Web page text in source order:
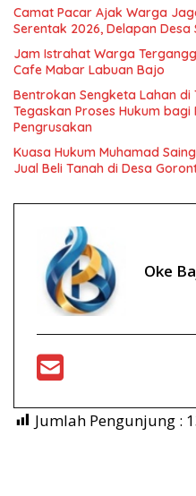
Camat Pacar Ajak Warga
Serentak 2026, Delapan Desa
Jam Istrahat Warga
Cafe Mabar Labuan Bajo
Bentrokan Sengketa Lahan di
Tegaskan Proses Hukum
Pengrusakan
Kuasa Hukum Muhamad
Jual Beli Tanah di Desa
Oke
Jumlah Pengunjung :